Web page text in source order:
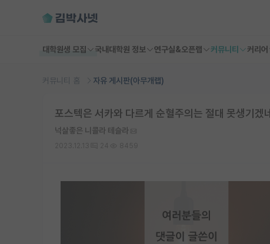
대학원생 모집 국내대학원 정보 연구실&오픈랩 커뮤니티 커리어
커뮤니티 홈 자유 게시판(아무개랩)
포스텍은 서카와 다르게 순혈주의는 절대 못생기겠네
넉살좋은 니콜라 테슬라